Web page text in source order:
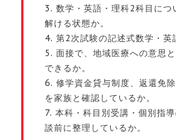
数学・英語・理科2科目につ
解ける状態か。
第2次試験の記述式数学・英
面接で、地域医療への意思
できるか。
修学資金貸与制度、返還免
を家族と確認しているか。
本科・科目別受講・個別指
談前に整理しているか。